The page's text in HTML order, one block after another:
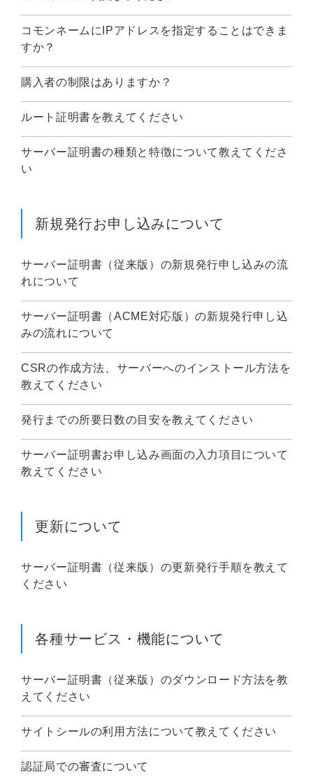
コモンネームにIPアドレスを指定することはできま
すか？
購入者の制限はありますか？
ルート証明書を教えてください
サーバー証明書の種類と特徴について教えてくださ
い
新規発行お申し込みについて
サーバー証明書（従来版）の新規発行申し込みの流
れについて
サーバー証明書（ACME対応版）の新規発行申し込
みの流れについて
CSRの作成方法、サーバーへのインストール方法を
教えてください
発行までの所要日数の目安を教えてください
サーバー証明書お申し込み画面の入力項目について
教えてください
更新について
サーバー証明書（従来版）の更新発行手順を教えて
ください
各種サービス・機能について
サーバー証明書（従来版）のダウンロード方法を教
えてください
サイトシールの利用方法について教えてください
認証局での審査について